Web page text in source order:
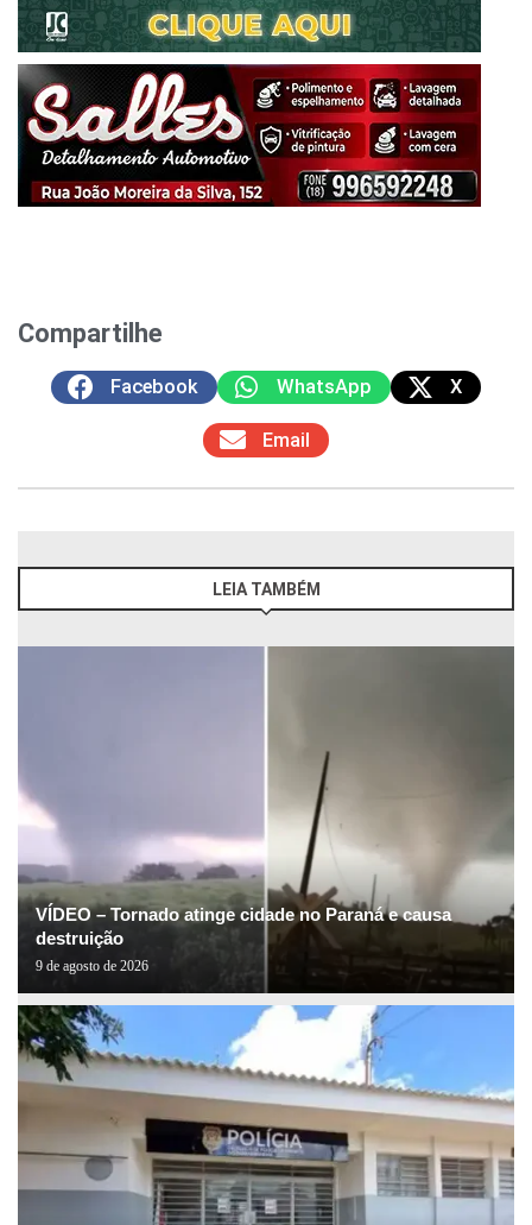
Compartilhe
Facebook WhatsApp X
Email
LEIA TAMBÉM
VÍDEO – Tornado atinge cidade no Paraná e causa
destruição
9 de agosto de 2026